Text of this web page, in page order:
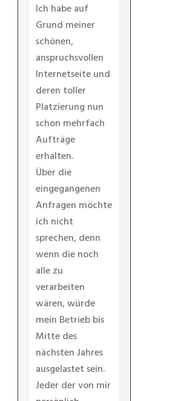
Ich habe auf
Grund meiner
schönen,
anspruchsvollen
Internetseite und
deren toller
Platzierung nun
schon mehrfach
Aufträge
erhalten.
Über die
eingegangenen
Anfragen möchte
ich nicht
sprechen, denn
wenn die noch
alle zu
verarbeiten
wären, würde
mein Betrieb bis
Mitte des
nächsten Jahres
ausgelastet sein.
Jeder der von mir